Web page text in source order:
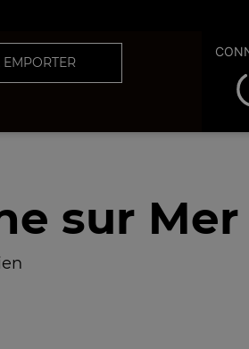
EMPORTER
sur Mer